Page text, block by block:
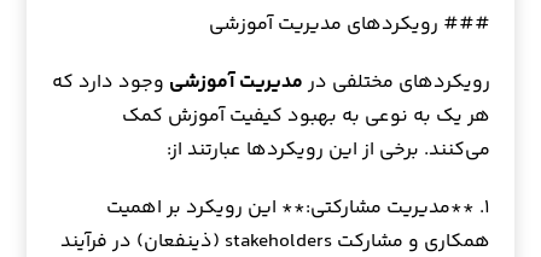
### رویکردهای مدیریت آموزشی
رویکردهای مختلفی در مدیریت آموزشی وجود دارد که
هر یک به نوعی به بهبود کیفیت آموزش کمک
می‌کنند. برخی از این رویکردها عبارتند از:
۱. **مدیریت مشارکتی:** این رویکرد بر اهمیت
همکاری و مشارکت stakeholders (ذینفعان) در فرآیند